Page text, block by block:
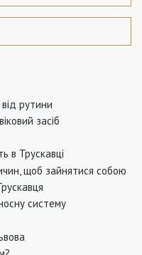
рутини
засіб
в Трускавці
щоб зайнятися собою
систему